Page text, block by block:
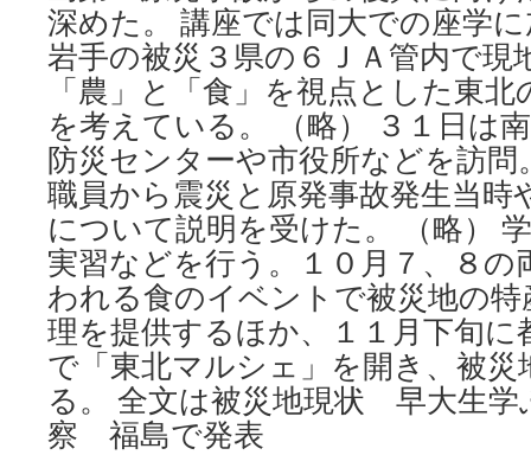
深めた。 講座では同大での座学
岩手の被災３県の６ＪＡ管内で現
「農」と「食」を視点とした東
を考えている。 （略） ３１日は
防災センターや市役所などを訪
職員から震災と原発事故発生当時
について説明を受けた。 （略）
実習などを行う。１０月７、８の
われる食のイベントで被災地の
理を提供するほか、１１月下旬に
で「東北マルシェ」を開き、被
る。 全文は被災地現状 早大生
察 福島で発表